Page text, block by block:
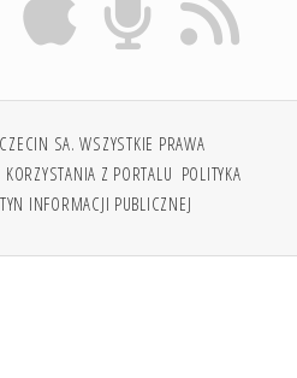
SA. WSZYSTKIE PRAWA
Z PORTALU POLITYKA
INFORMACJI PUBLICZNEJ